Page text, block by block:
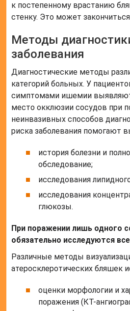
к постепенному врастанию
стенку. Это может
Методы
заболевания
Диагностические методы
категорий больных. У
симптомами ишемии
место окклюзии сосудов при
неинвазивных способов
риска заболевания помогают
история болезни и
обследование;
исследования
исследования
глюкозы.
При поражении лишь одного
обязательно исследуются
Различные методы
атеросклеротических бляшек
оценки морфологии и
поражения (КТ-